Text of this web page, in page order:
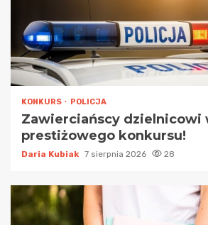
KONKURS POLICJA
Zawierciańscy dzielnicowi
prestiżowego konkursu!
Daria Kubiak 7 sierpnia 2026 28